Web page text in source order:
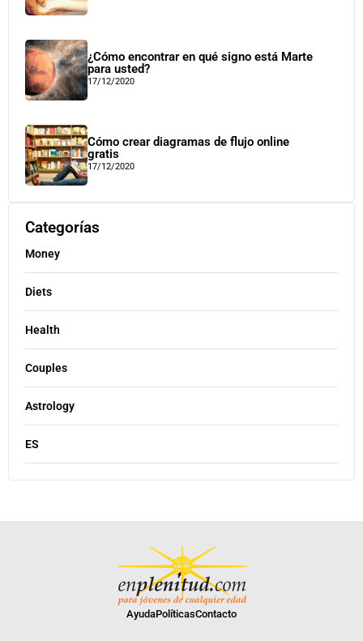
¿Cómo encontrar en qué signo está Marte
para usted?
17/12/2020
Cómo crear diagramas de flujo online
gratis
17/12/2020
Categorías
Money
Diets
Health
Couples
Astrology
ES
AyudaPolíticasContacto